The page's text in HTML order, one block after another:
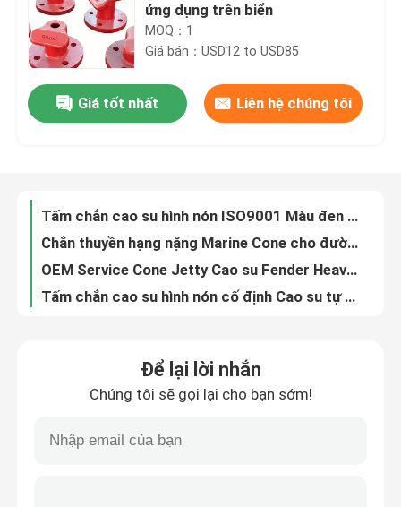
Sản phẩm
Video
Tham quan nhà máy
Kiểm soát chất lượng
Dụng cụ chắn bùn cao su Yokohama
ứng dụng trên biển
MOQ：1
Giá bán：USD12 to USD85
Giá tốt nhất Liên hệ chúng tôiNBR / NR Tấm chắn bằng cao su hình nón PIANC2002 Chống rách Bumpers Marine Dock
Để lại lời nhắn
Chúng tôi sẽ gọi lại cho bạn sớm!